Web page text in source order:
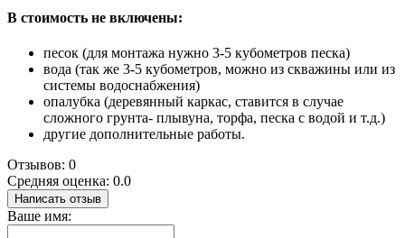
В стоимость не включены:
песок (для монтажа нужно 3-5 кубометров песка)
вода (так же 3-5 кубометров, можно из скважины или из
системы водоснабжения)
опалубка (деревянный каркас, ставится в случае
сложного грунта- плывуна, торфа, песка с водой и т.д.)
другие дополнительные работы.
Отзывов: 0
Средняя оценка: 0.0
Написать отзыв
Ваше имя: